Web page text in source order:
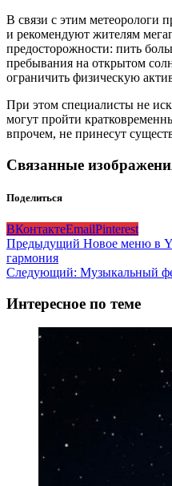
В связи с этим метеорологи
и рекомендуют жителям
предосторожности: пить
пребывания на открытом
ограничить физическую
При этом специалисты не
могут пройти
впрочем, не принесут
Связанные
Поделиться
ВКонтактеEmailPinterest
Навигация
записи
Предыдущий Новое меню в
гармония
Следующий: Музыкальный
Интересное по теме